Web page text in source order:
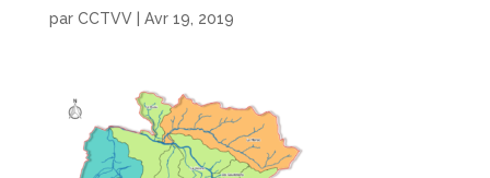
par CCTVV| Avr 19, 2019